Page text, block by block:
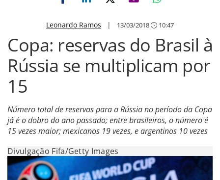
Leonardo Ramos | 13/03/2018 10:47
Copa: reservas do Brasil à
Rússia se multiplicam por
15
Número total de reservas para a Rússia no período da Copa
já é o dobro do ano passado; entre brasileiros, o número é
15 vezes maior; mexicanos 19 vezes, e argentinos 10 vezes
Divulgação Fifa/Getty Images